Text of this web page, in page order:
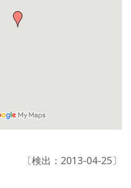
〔検出：2013-04-25〕